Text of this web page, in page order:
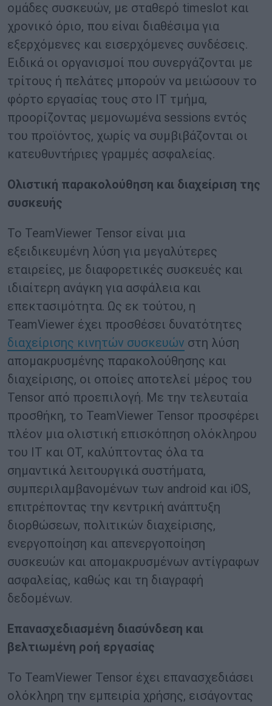
ομάδες συσκευών, με σταθερό timeslot και
χρονικό όριο, που είναι διαθέσιμα για
εξερχόμενες και εισερχόμενες συνδέσεις.
Ειδικά οι οργανισμοί που συνεργάζονται με
τρίτους ή πελάτες μπορούν να μειώσουν το
φόρτο εργασίας τους στο IT τμήμα,
προορίζοντας μεμονωμένα sessions εντός
του προϊόντος, χωρίς να συμβιβάζονται οι
κατευθυντήριες γραμμές ασφαλείας.
Ολιστική παρακολούθηση και διαχείριση της
συσκευής
Το TeamViewer Tensor είναι μια
εξειδικευμένη λύση για μεγαλύτερες
εταιρείες, με διαφορετικές συσκευές και
ιδιαίτερη ανάγκη για ασφάλεια και
επεκτασιμότητα. Ως εκ τούτου, η
TeamViewer έχει προσθέσει δυνατότητες
διαχείρισης κινητών συσκευών στη λύση
απομακρυσμένης παρακολούθησης και
διαχείρισης, οι οποίες αποτελεί μέρος του
Tensor από προεπιλογή. Με την τελευταία
προσθήκη, το TeamViewer Tensor προσφέρει
πλέον μια ολιστική επισκόπηση ολόκληρου
του IT και OT, καλύπτοντας όλα τα
σημαντικά λειτουργικά συστήματα,
συμπεριλαμβανομένων των android και iOS,
επιτρέποντας την κεντρική ανάπτυξη
διορθώσεων, πολιτικών διαχείρισης,
ενεργοποίηση και απενεργοποίηση
συσκευών και απομακρυσμένων αντίγραφων
ασφαλείας, καθώς και τη διαγραφή
δεδομένων.
Επανασχεδιασμένη διασύνδεση και
βελτιωμένη ροή εργασίας
Το TeamViewer Tensor έχει επανασχεδιάσει
ολόκληρη την εμπειρία χρήσης, εισάγοντας